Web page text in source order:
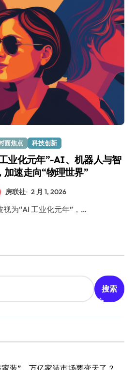
面焦点 科技创新
业化元年”-AI、机器人与智
加速走向“物理世界”
房联社 2 月 1, 2026
视为“AI 工业化元年”，…
搜索
装”，万亿家装市场要变天了？